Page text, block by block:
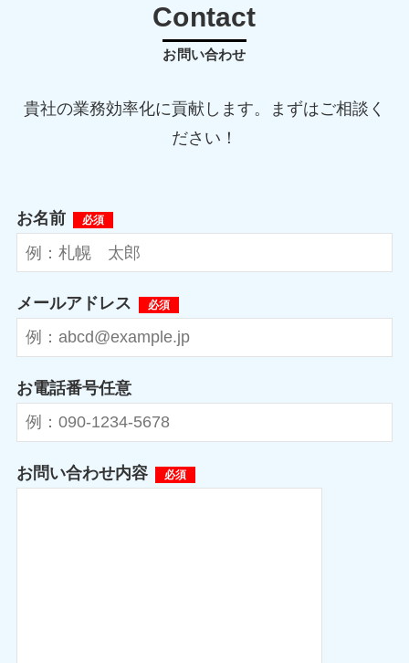
Contact
お問い合わせ
貴社の業務効率化に貢献します。まずはご相談く
ださい！
お名前 必須
メールアドレス 必須
お電話番号任意
お問い合わせ内容 必須